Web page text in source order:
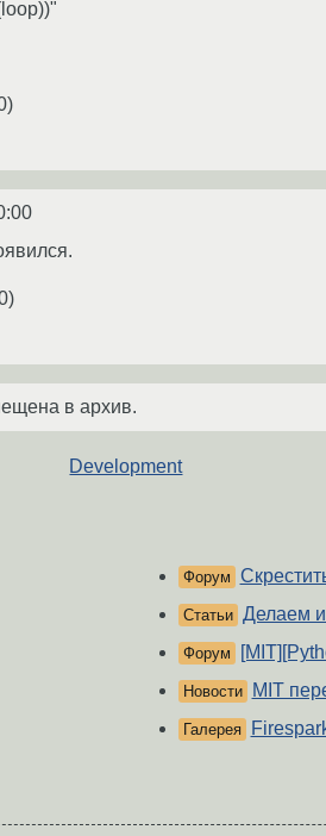
)
)
в архив.
Development
Форум
Статьи Делаем
Форум
Новости MIT
Галерея